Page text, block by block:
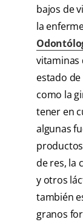
bajos de
la
vitaminas
estado
como la
tener en
algunas
de res, la
y otros
también
granos